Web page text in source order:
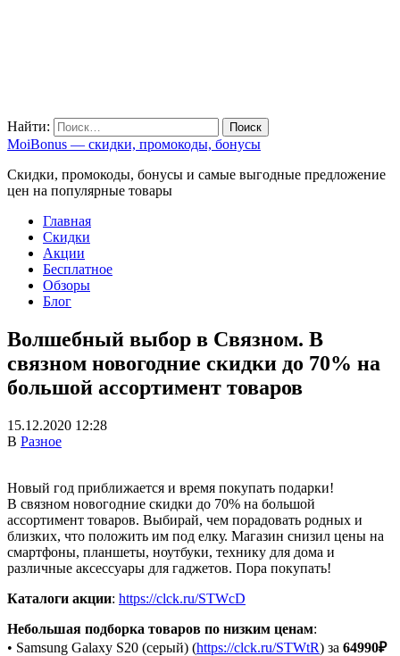
Найти:
MoiBonus — скидки, промокоды, бонусы
Скидки, промокоды, бонусы и самые выгодные предложение
цен на популярные товары
Главная
Скидки
Акции
Бесплатное
Обзоры
Блог
Волшебный выбор в Связном. В
связном новогодние скидки до 70% на
большой ассортимент товаров
15.12.2020 12:28
В Разное
Новый год приближается и время покупать подарки!
В связном новогодние скидки до 70% на большой
ассортимент товаров. Выбирай, чем порадовать родных и
близких, что положить им под елку. Магазин снизил цены на
смартфоны, планшеты, ноутбуки, технику для дома и
различные аксессуары для гаджетов. Пора покупать!
Каталоги акции: https://clck.ru/STWcD
Небольшая подборка товаров по низким ценам:
• Samsung Galaxy S20 (серый) (https://clck.ru/STWtR) за 64990₽